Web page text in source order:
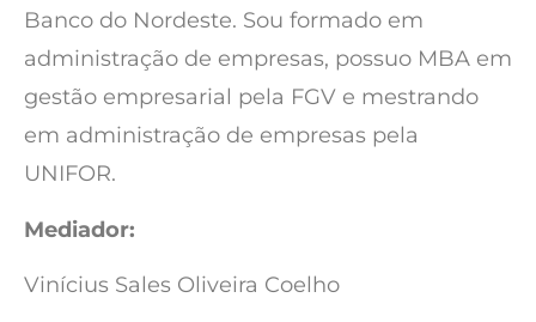
Banco do Nordeste. Sou formado em
administração de empresas, possuo MBA em
gestão empresarial pela FGV e mestrando
em administração de empresas pela
UNIFOR.
Mediador:
Vinícius Sales Oliveira Coelho